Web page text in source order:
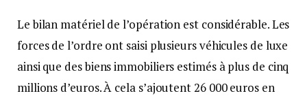
Le bilan matériel de l’opération est considérable. Les
forces de l’ordre ont saisi plusieurs véhicules de luxe
ainsi que des biens immobiliers estimés à plus de cinq
millions d’euros. À cela s’ajoutent 26 000 euros en